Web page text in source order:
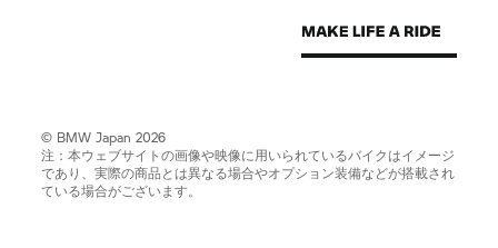
© BMW Japan 2026
注：本ウェブサイトの画像や映像に用いられているバイクはイメージ
であり、実際の商品とは異なる場合やオプション装備などが搭載され
ている場合がございます。